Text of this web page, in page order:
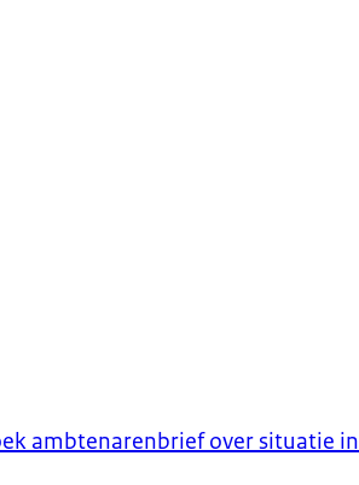
ambtenarenbrief over situatie in